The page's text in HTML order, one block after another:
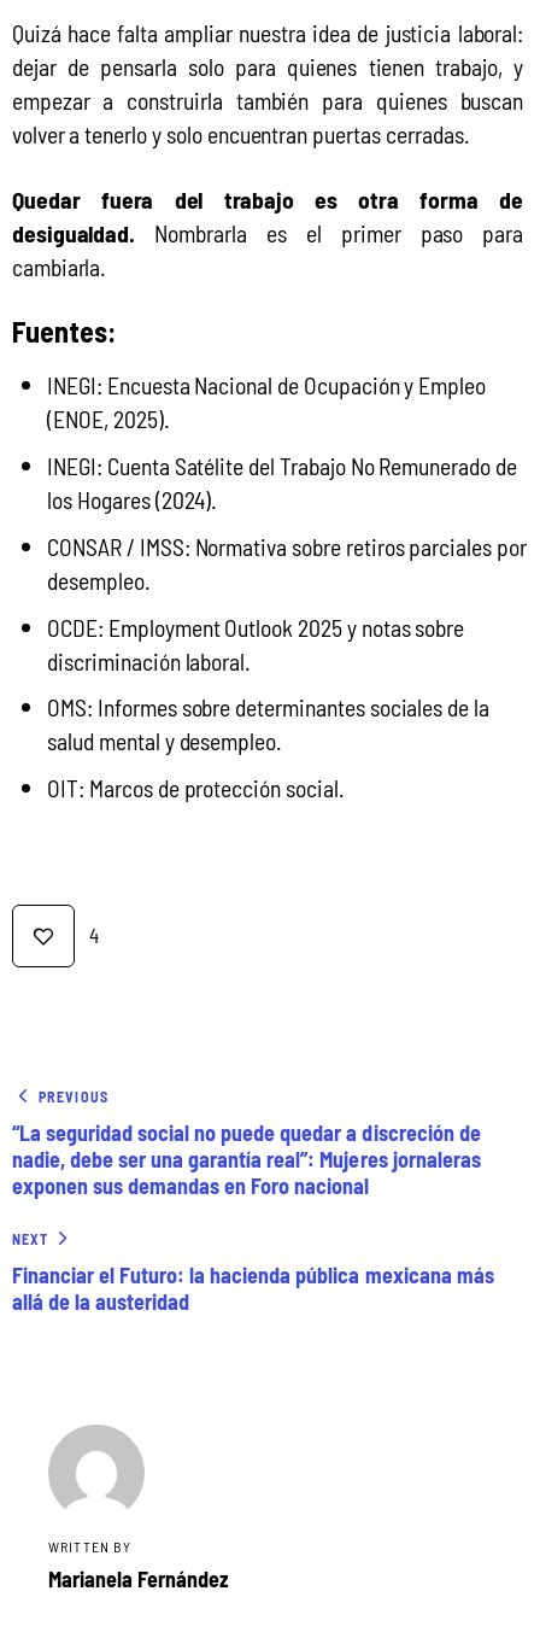
Quizá hace falta ampliar nuestra idea de justicia laboral:
dejar de pensarla solo para quienes tienen trabajo, y
empezar a construirla también para quienes buscan
volver a tenerlo y solo encuentran puertas cerradas.
Quedar fuera del trabajo es otra forma de
desigualdad. Nombrarla es el primer paso para
cambiarla.
Fuentes:
INEGI: Encuesta Nacional de Ocupación y Empleo
(ENOE, 2025).
INEGI: Cuenta Satélite del Trabajo No Remunerado de
los Hogares (2024).
CONSAR / IMSS: Normativa sobre retiros parciales por
desempleo.
OCDE: Employment Outlook 2025 y notas sobre
discriminación laboral.
OMS: Informes sobre determinantes sociales de la
salud mental y desempleo.
OIT: Marcos de protección social.
4
PREVIOUS
“La seguridad social no puede quedar a discreción de
nadie, debe ser una garantía real”: Mujeres jornaleras
exponen sus demandas en Foro nacional
NEXT
Financiar el Futuro: la hacienda pública mexicana más
allá de la austeridad
WRITTEN BY
Marianela Fernández